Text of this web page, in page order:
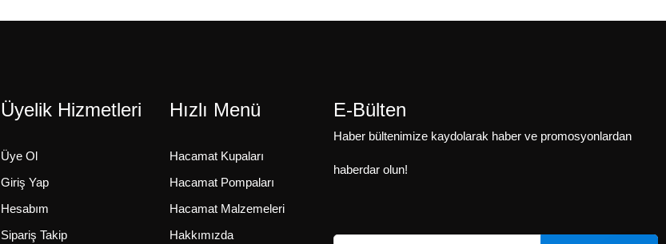
Üyelik Hizmetleri
Üye Ol
Giriş Yap
Hesabım
Sipariş Takip
Hızlı Menü
Hacamat Kupaları
Hacamat Pompaları
Hacamat Malzemeleri
Hakkımızda
E-Bülten
Haber bültenimize kaydolarak haber ve promosyonlardan
haberdar olun!